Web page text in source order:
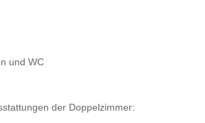
und WC
der Doppelzimmer: